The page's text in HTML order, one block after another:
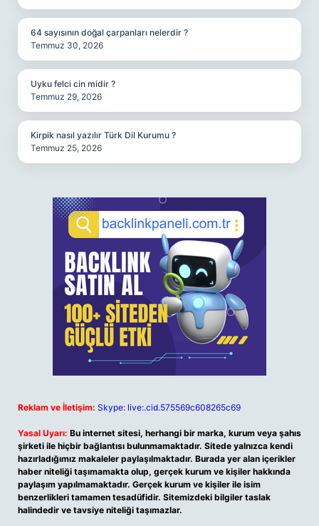
64 sayısının doğal çarpanları nelerdir ?
Temmuz 30, 2026
Uyku felci cin midir ?
Temmuz 29, 2026
Kirpik nasıl yazılır Türk Dil Kurumu ?
Temmuz 25, 2026
Reklam ve İletişim: Skype: live:.cid.575569c608265c69
Yasal Uyarı: Bu internet sitesi, herhangi bir marka, kurum veya şahıs
şirketi ile hiçbir bağlantısı bulunmamaktadır. Sitede yalnızca kendi
hazırladığımız makaleler paylaşılmaktadır. Burada yer alan içerikler
haber niteliği taşımamakta olup, gerçek kurum ve kişiler hakkında
paylaşım yapılmamaktadır. Gerçek kurum ve kişiler ile isim
benzerlikleri tamamen tesadüfidir. Sitemizdeki bilgiler taslak
halindedir ve tavsiye niteliği taşımazlar.